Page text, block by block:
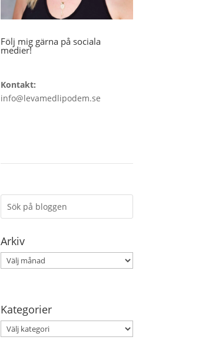
Följ mig gärna på sociala
medier!
Kontakt:
info@levamedlipodem.se
Arkiv
Arkiv
Kategorier
Kategorier